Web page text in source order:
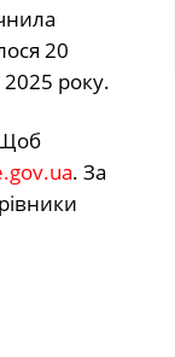
20
року.
. За